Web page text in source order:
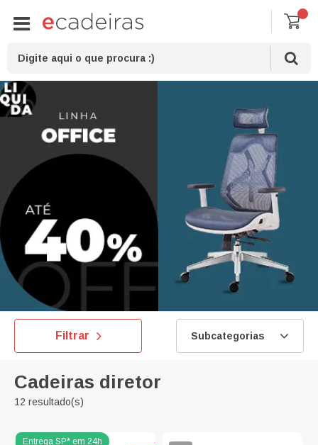
Filtrar
Cadeiras diretor
12 resultado(s)
Subcategorias